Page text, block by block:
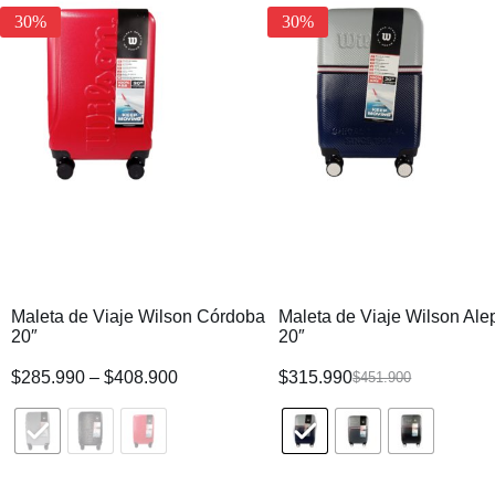
30%
Maleta de Viaje Wilson Córdoba
20″
$285.990 – $408.900
30%
Maleta de Viaje Wilson
20″
$451.900
$315.990